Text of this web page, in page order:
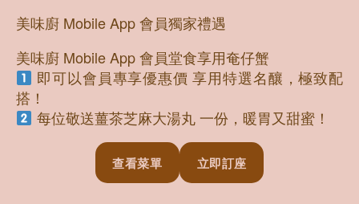
美味廚 Mobile App 會員獨家禮遇
美味廚 Mobile App 會員堂食享用奄仔蟹
即可以會員專享優惠價 享用特選名釀，極致配
搭！
每位敬送薑茶芝麻大湯丸 一份，暖胃又甜蜜！
查看菜單 立即訂座